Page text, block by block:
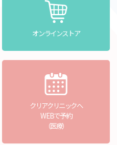
オンラインストア
クリアクリニックへ
WEBで予約
（医療）